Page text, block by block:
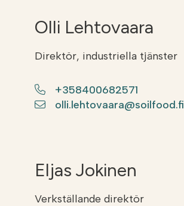
Olli Lehtovaara
Direktör, industriella tjänster
+358400682571
olli.lehtovaara@soilfood.fi
Eljas Jokinen
Verkställande direktör